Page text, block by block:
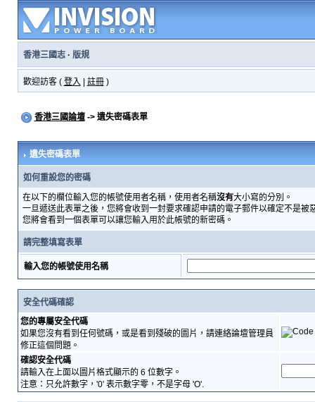
香港三國志· 版規
歡迎訪客 ( 登入 註冊)
香港三國論壇-> 遺失密碼表單
遺失密碼表單
如何重設您的密碼
在以下的欄位輸入您的帳號使用者名稱，使用者名稱沒有大小寫的分別。
一旦遞送此表單之後，您將會收到一封要求確認申請的電子郵件以確定不是
您將會看到一個表單可以讓您輸入用於此帳號的新密碼。
請完整填寫表單
輸入您的帳號使用名稱
安全代碼確認
您的專屬安全代碼
如果您沒有看到任何號碼，或是看到殘破的圖片，請連絡論壇管理員
修正這個問題。
確認安全代碼
請輸入在上面以圖片格式顯示的 6 位數字。
注意：只允許數字，'0' 表示數字零，不是字母 'O'.